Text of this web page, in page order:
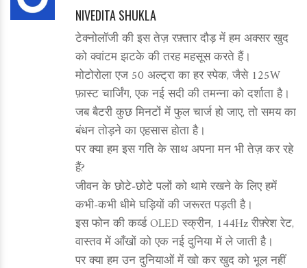
NIVEDITA SHUKLA
टेक्नोलॉजी की इस तेज़ रफ़्तार दौड़ में हम अक्सर खुद
को क्वांटम झटके की तरह महसूस करते हैं।
मोटोरोला एज 50 अल्ट्रा का हर स्पेक, जैसे 125W
फ़ास्ट चार्जिंग, एक नई सदी की तमन्ना को दर्शाता है।
जब बैटरी कुछ मिनटों में फुल चार्ज हो जाए, तो समय का
बंधन तोड़ने का एहसास होता है।
पर क्या हम इस गति के साथ अपना मन भी तेज़ कर रहे
हैं?
जीवन के छोटे‑छोटे पलों को थामे रखने के लिए हमें
कभी‑कभी धीमे घड़ियों की जरूरत पड़ती है।
इस फोन की कर्व्ड OLED स्क्रीन, 144Hz रीफ़्रेश रेट,
वास्तव में आँखों को एक नई दुनिया में ले जाती है।
पर क्या हम उन दुनियाओं में खो कर खुद को भूल नहीं